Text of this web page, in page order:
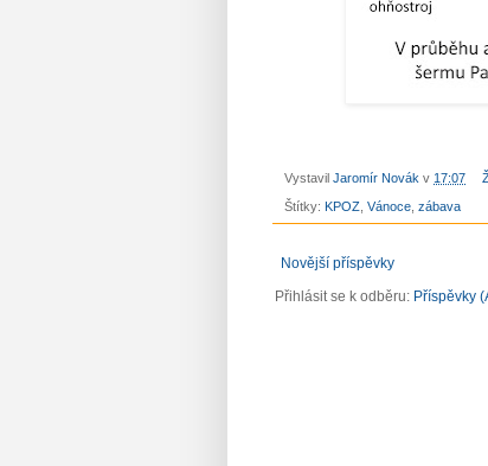
Vystavil Jaromír Novák v 17:07
Štítky: KPOZ Vánoce zábava
Novější příspěvky
Přihlásit se k odběru: Příspěvky